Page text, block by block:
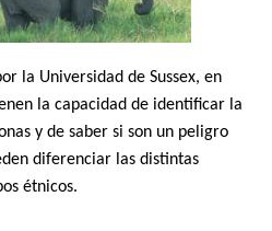
la Universidad de Sussex, en
la capacidad de identificar la
y de saber si son un peligro
diferenciar las distintas
étnicos.